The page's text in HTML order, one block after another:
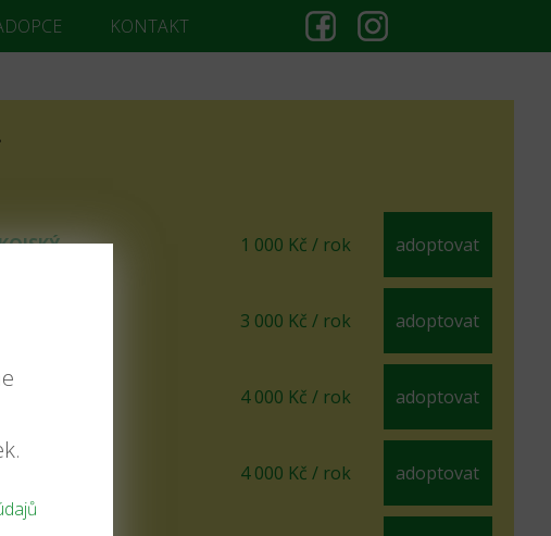
KONTAKT
1 000 Kč / rok adoptovat
3 000 Kč / rok adoptovat
4 000 Kč / rok adoptovat
4 000 Kč / rok adoptovat